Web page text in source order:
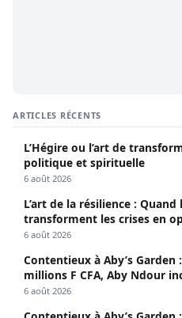
ARTICLES RÉCENTS
L’Hégire ou l’art de
politique et spirituelle
6 août 2026
L’art de la résilience :
transforment les crises en
6 août 2026
Contentieux à Aby’s Garden
millions F CFA, Aby Ndour
sociaux
6 août 2026